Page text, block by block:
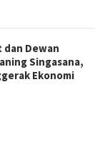
Dewan
Singasana,
Ekonomi